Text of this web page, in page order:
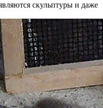
скульптуры и даже